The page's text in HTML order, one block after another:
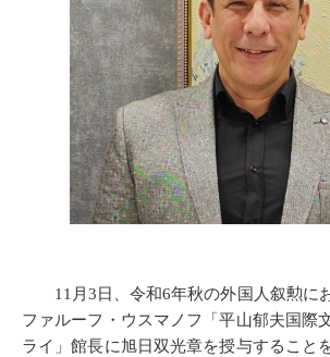
11月3日、令和6年秋の外国人叙勲に
ファルーフ・ウスマノフ「平山郁夫国際
ライ」館長に旭日双光章を授与すること